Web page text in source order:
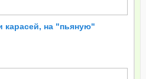
на "пьяную"